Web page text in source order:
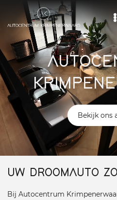
Over
Bekijk ons
UW DROOMAUTO
Bij Autocentrum